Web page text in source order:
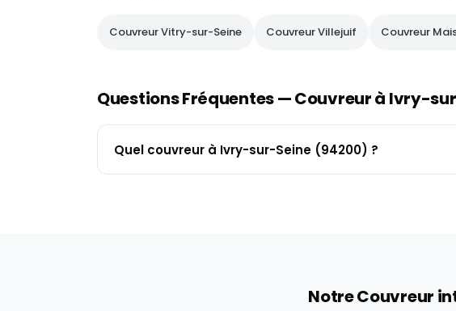
CouvreurVitry-sur-Seine CouvreurVillejuif Couvreur
Questions Fréquentes — Couvreur à Ivry-
Quel couvreur à Ivry-sur-Seine (94200) ?
Notre Couvreur